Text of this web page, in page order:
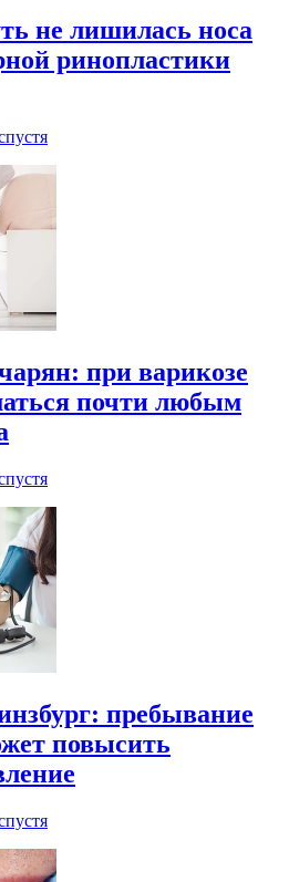
не лишилась носа
ринопластики
при варикозе
почти любым
пребывание
повысить